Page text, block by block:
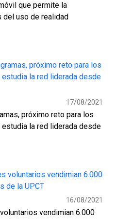
que permite la
del uso de realidad
17/08/2021
próximo reto para los
la red liderada desde
16/08/2021
vendimian 6.000